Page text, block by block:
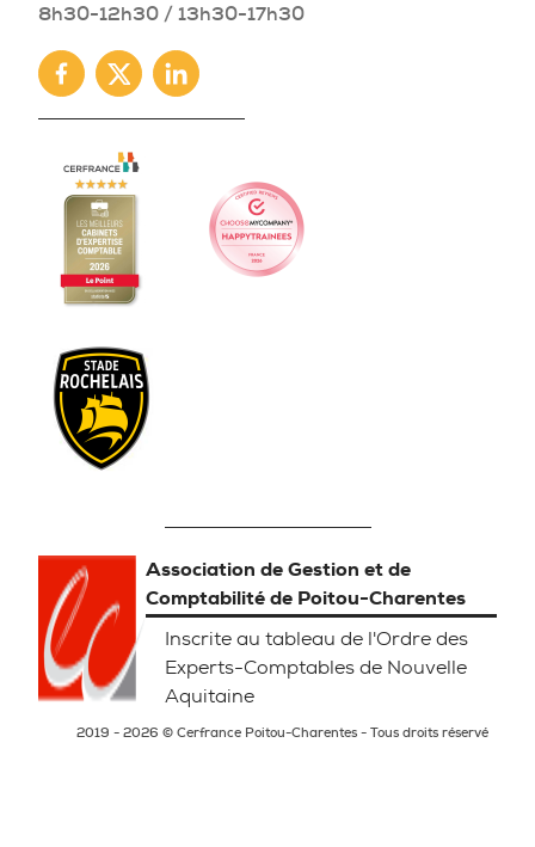
8h30-12h30 / 13h30-17h30
Facebook
TwitterLinkedin
Association de Gestion et de
Comptabilité de Poitou-Charentes
Inscrite au tableau de l'Ordre des
Experts-Comptables de Nouvelle
Aquitaine
2019 - 2026 © Cerfrance Poitou-Charentes - Tous droits réservé